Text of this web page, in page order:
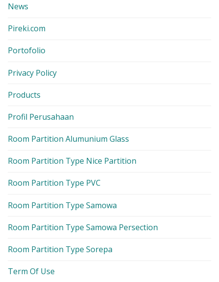
News
Pireki.com
Portofolio
Privacy Policy
Products
Profil Perusahaan
Room Partition Alumunium Glass
Room Partition Type Nice Partition
Room Partition Type PVC
Room Partition Type Samowa
Room Partition Type Samowa Persection
Room Partition Type Sorepa
Term Of Use